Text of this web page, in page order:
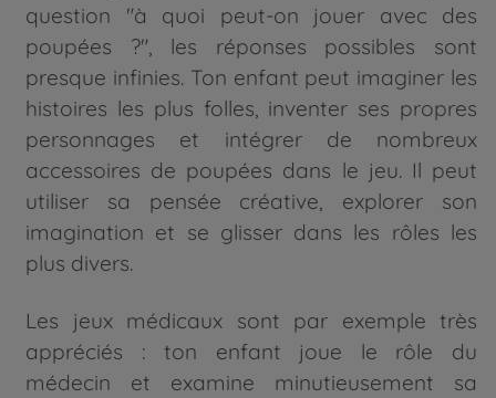
question "à quoi peut-on jouer avec des
poupées ?", les réponses possibles sont
presque infinies. Ton enfant peut imaginer les
histoires les plus folles, inventer ses propres
personnages et intégrer de nombreux
accessoires de poupées dans le jeu. Il peut
utiliser sa pensée créative, explorer son
imagination et se glisser dans les rôles les
plus divers.
Les jeux médicaux sont par exemple très
appréciés : ton enfant joue le rôle du
médecin et examine minutieusement sa